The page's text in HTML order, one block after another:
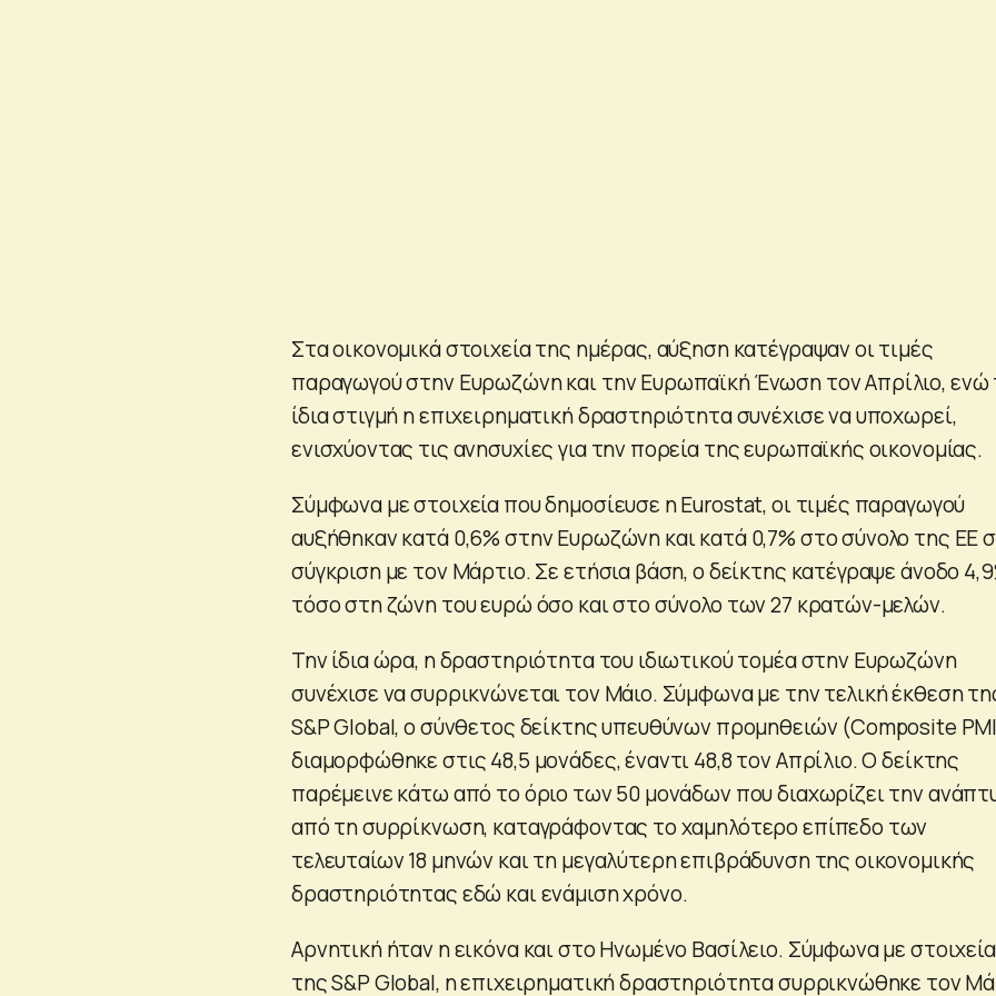
Στα οικονομικά στοιχεία της ημέρας, αύξηση κατέγραψαν οι τιμές
παραγωγού στην Ευρωζώνη και την Ευρωπαϊκή Ένωση τον Απρίλιο, ενώ
ίδια στιγμή η επιχειρηματική δραστηριότητα συνέχισε να υποχωρεί,
ενισχύοντας τις ανησυχίες για την πορεία της ευρωπαϊκής οικονομίας.
Σύμφωνα με στοιχεία που δημοσίευσε η Eurostat, οι τιμές παραγωγού
αυξήθηκαν κατά 0,6% στην Ευρωζώνη και κατά 0,7% στο σύνολο της ΕΕ
σύγκριση με τον Μάρτιο. Σε ετήσια βάση, ο δείκτης κατέγραψε άνοδο
τόσο στη ζώνη του ευρώ όσο και στο σύνολο των 27 κρατών-μελών.
Την ίδια ώρα, η δραστηριότητα του ιδιωτικού τομέα στην Ευρωζώνη
συνέχισε να συρρικνώνεται τον Μάιο. Σύμφωνα με την τελική έκθεση
S&P Global, ο σύνθετος δείκτης υπευθύνων προμηθειών (Composite
διαμορφώθηκε στις 48,5 μονάδες, έναντι 48,8 τον Απρίλιο. Ο δείκτης
παρέμεινε κάτω από το όριο των 50 μονάδων που διαχωρίζει την
από τη συρρίκνωση, καταγράφοντας το χαμηλότερο επίπεδο των
τελευταίων 18 μηνών και τη μεγαλύτερη επιβράδυνση της οικονομικής
δραστηριότητας εδώ και ενάμιση χρόνο.
Αρνητική ήταν η εικόνα και στο Ηνωμένο Βασίλειο. Σύμφωνα με στοιχεία
της S&P Global, η επιχειρηματική δραστηριότητα συρρικνώθηκε τον